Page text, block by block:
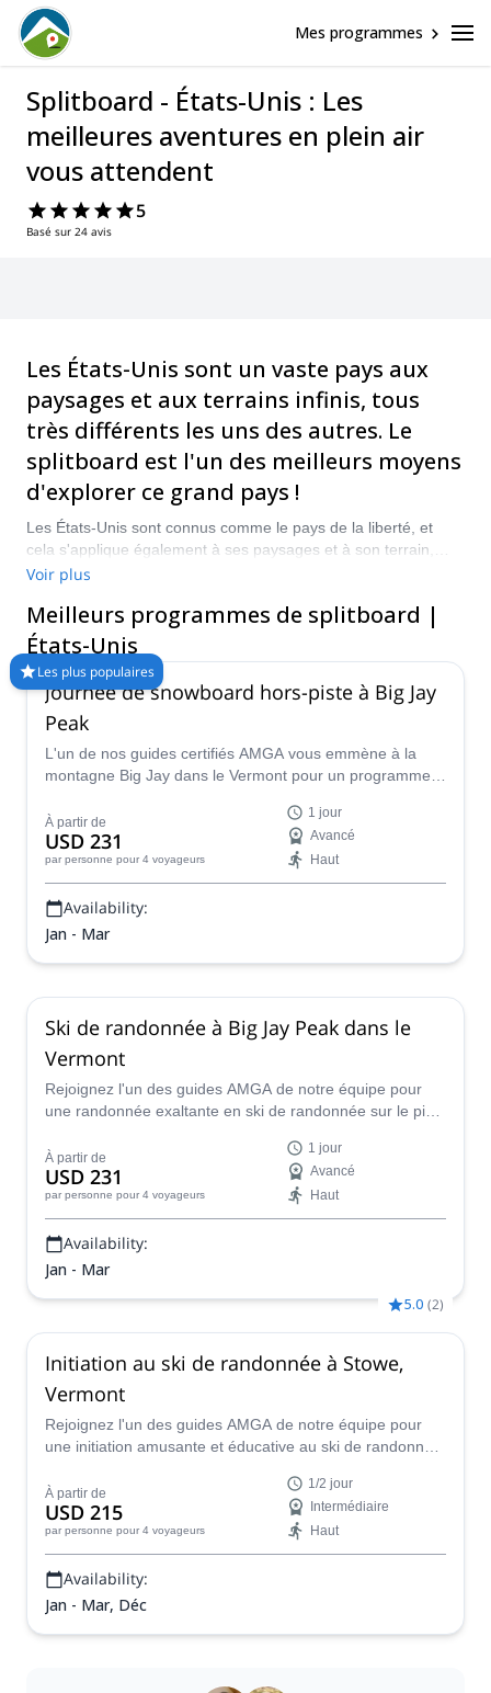
Mes programmes
Splitboard - États-Unis : Les
meilleures aventures en plein air
vous attendent
5
Basé sur 24 avis
Les États-Unis sont un vaste pays aux
paysages et aux terrains infinis, tous
très différents les uns des autres. Le
splitboard est l'un des meilleurs moyens
d'explorer ce grand pays !
Les États-Unis sont connus comme le pays de la liberté, et
cela s'applique également à ses paysages et à son terrain,
avec tous les types de beauté naturelle imaginables dans le
excitante de découvrir et d'explorer certaines des régions les
plus isolées et éloignées, avec de l'espace à profusion et peu
de monde pour faciliter l'expérience. En dehors du splitboard, il
existe une grande variété culturelle et historique dans tout le
pays, ce qui permet de découvrir une infinité de lieux et
d'histoires. Faites votre choix parmi notre sélection de
programmes de splitboard aux États-Unis et préparez-vous à
boucler votre ceinture pour le voyage !
Voir plus
Meilleurs programmes de splitboard |
États-Unis
Les plus populaires
Journée de snowboard hors-piste à Big Jay
Peak
L'un de nos guides certifiés AMGA vous emmène à la
montagne Big Jay dans le Vermont pour un programme
À partir de
USD 231
par personne pour 4 voyageurs
1 jour
Avancé
Haut
Availability:
Jan - Mar
Ski de randonnée à Big Jay Peak dans le
Vermont
Rejoignez l'un des guides AMGA de notre équipe pour
une randonnée exaltante en ski de randonnée sur le pic
À partir de
USD 231
par personne pour 4 voyageurs
1 jour
Avancé
Haut
Availability:
Jan - Mar
5.0 (2)
Initiation au ski de randonnée à Stowe,
Vermont
Rejoignez l'un des guides AMGA de notre équipe pour
une initiation amusante et éducative au ski de randonnée
À partir de
USD 215
par personne pour 4 voyageurs
1/2 jour
Intermédiaire
Haut
Availability:
Jan - Mar, Déc